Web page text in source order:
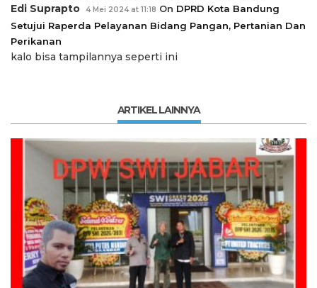
Edi Suprapto
4 Mei 2024 at 11:18 On DPRD Kota Bandung
Setujui Raperda Pelayanan Bidang Pangan, Pertanian Dan
Perikanan
kalo bisa tampilannya seperti ini
ARTIKEL LAINNYA